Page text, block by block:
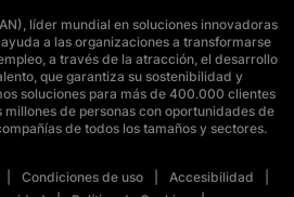
líder mundial en soluciones innovadoras
a las organizaciones a transformarse
a través de la atracción, el desarrollo
que garantiza su sostenibilidad y
soluciones para más de 400.000 clientes
de personas con oportunidades de
de todos los tamaños y sectores.
Condiciones de uso
Accesibilidad